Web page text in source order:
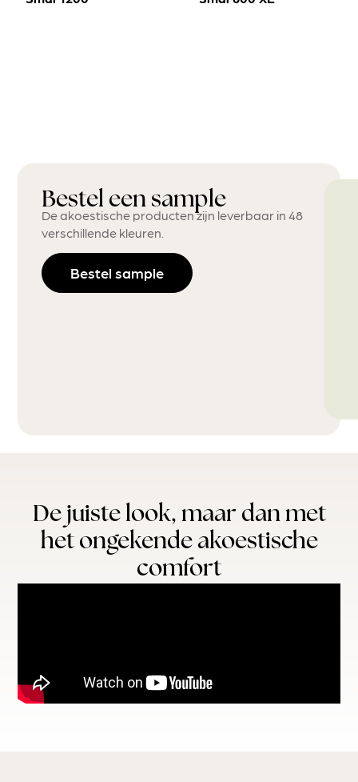
Bestel een sample
De akoestische producten zijn leverbaar in 48
verschillende kleuren.
Bestel sample
De juiste look, maar dan met
het ongekende akoestische
comfort